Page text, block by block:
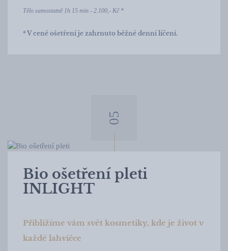
Tělo samostatně 1h 15 min - 2.100,- Kč *
* V ceně ošetření je zahrnuto běžné denní líčení.
Bio ošetření pleti
INLIGHT
Přiblížíme vám svět kosmetiky, kde je život v
každé lahvičce